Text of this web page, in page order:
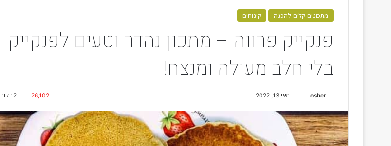
מתכונים קלים להכנה קינוחים
פנקייק פרווה – מתכון נהדר וטעים לפנקייק
בלי חלב מעולה ומנצח!
osher
n
d
a
מאי 13, 2022 26,102